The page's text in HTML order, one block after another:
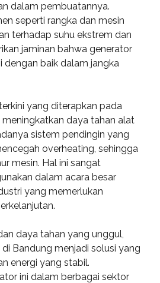
dalam pembuatannya.
seperti rangka dan mesin
terhadap suhu ekstrem dan
jaminan bahwa generator
dengan baik dalam jangka
yang diterapkan pada
daya tahan alat
sistem pendingin yang
overheating, sehingga
mesin. Hal ini sangat
dalam acara besar
yang memerlukan
daya tahan yang unggul,
Bandung menjadi solusi yang
energi yang stabil.
ini dalam berbagai sektor